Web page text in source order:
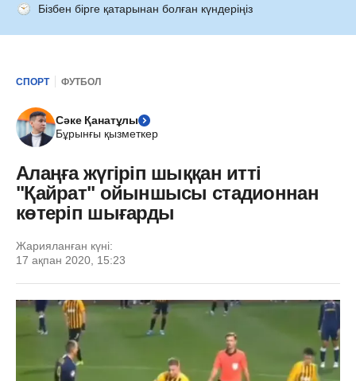
Бізбен бірге қатарынан болған күндеріңіз
СПОРТ ФУТБОЛ
Сәке Қанатұлы
Бұрынғы қызметкер
Алаңға жүгіріп шыққан итті
"Қайрат" ойыншысы стадионнан
көтеріп шығарды
Жарияланған күні:
17 ақпан 2020, 15:23